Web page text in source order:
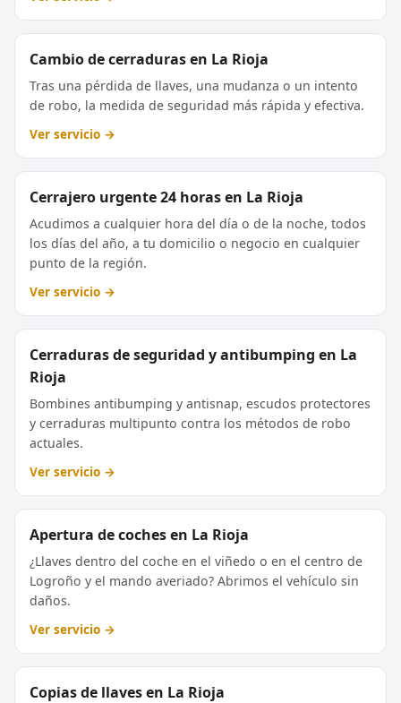
Cambio de cerraduras en La Rioja
Tras una pérdida de llaves, una mudanza o un intento
de robo, la medida de seguridad más rápida y efectiva.
Ver servicio →
Cerrajero urgente 24 horas en La Rioja
Acudimos a cualquier hora del día o de la noche, todos
los días del año, a tu domicilio o negocio en cualquier
punto de la región.
Ver servicio →
Cerraduras de seguridad y antibumping en La
Rioja
Bombines antibumping y antisnap, escudos protectores
y cerraduras multipunto contra los métodos de robo
actuales.
Ver servicio →
Apertura de coches en La Rioja
¿Llaves dentro del coche en el viñedo o en el centro de
Logroño y el mando averiado? Abrimos el vehículo sin
daños.
Ver servicio →
Copias de llaves en La Rioja